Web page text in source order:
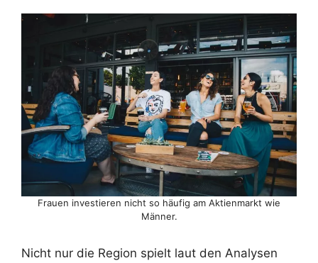
Frauen investieren nicht so häufig am Aktienmarkt wie
Männer.
Nicht nur die Region spielt laut den Analysen